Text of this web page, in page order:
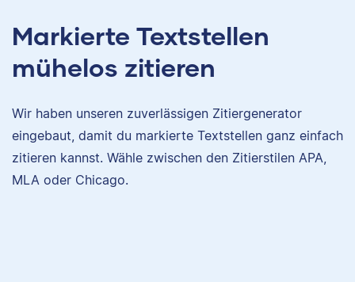
Markierte Textstellen
mühelos zitieren
Wir haben unseren zuverlässigen Zitiergenerator
eingebaut, damit du markierte Textstellen ganz einfach
zitieren kannst. Wähle zwischen den Zitierstilen APA,
MLA oder Chicago.